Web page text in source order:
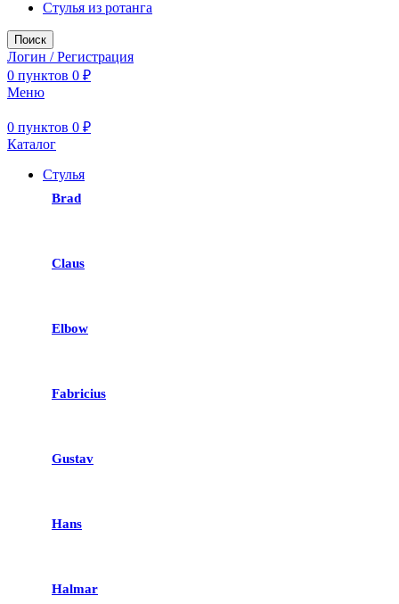
Стулья из ротанга
Поиск
Логин / Регистрация
0 пунктов 0 ₽
Меню
0 пунктов 0 ₽
Каталог
Стулья
Brad
Claus
Elbow
Fabricius
Gustav
Hans
Halmar